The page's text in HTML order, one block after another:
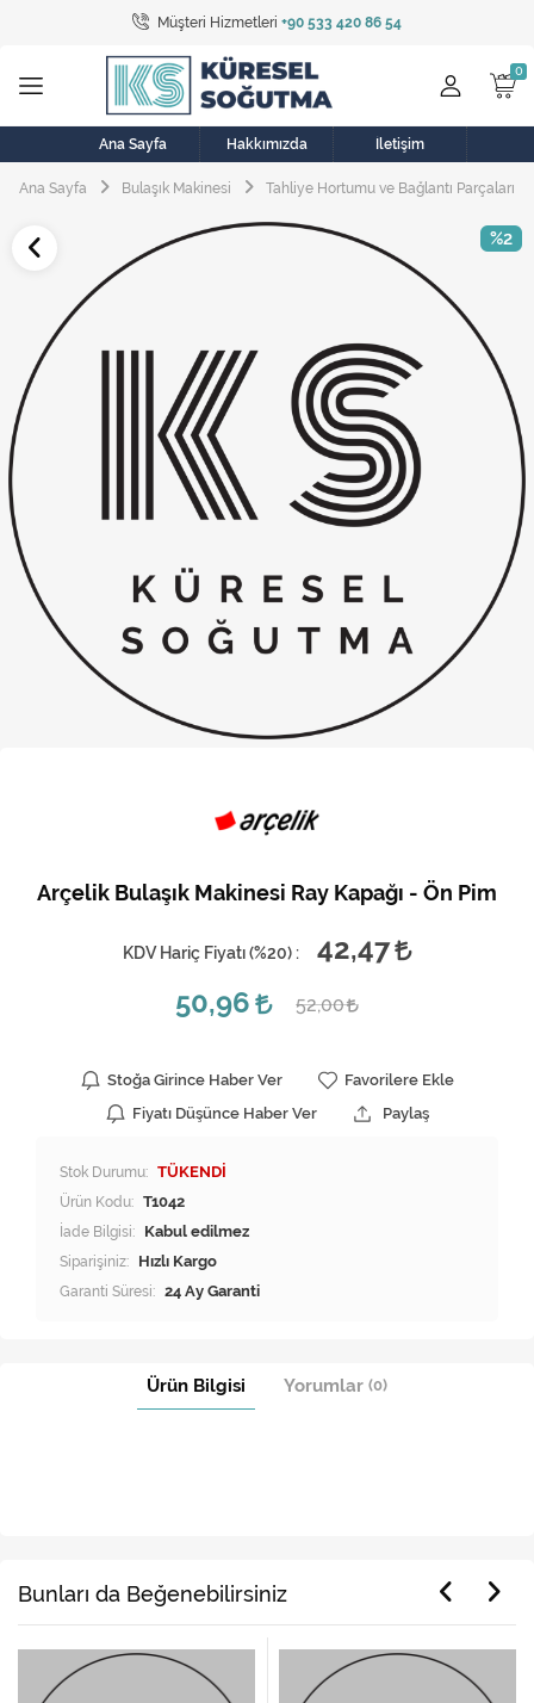
Müşteri Hizmetleri +90 533 420 86 54
Tüm Kategoriler
Bulaşık Makinesi
Buzdolabı
Çamaşır Kurutma Makinesi
Elektrikli Aksamlar
Elektrikli Süpürge
Fan
Fırın, Ocak ve Aspiratör
Klima
Kombi
Musluk
Şofben ve Termosifon
Ana Sayfa Hakkımızda İletişim
Ana Sayfa Bulaşık Makinesi Tahliye Hortumu ve Bağlantı Parçaları
%2
Arçelik Bulaşık Makinesi Ray Kapağı - Ön Pim
KDV Hariç Fiyatı (%20) :
42,47
50,96
52,00
Stoğa Girince Haber Ver
Favorilere Ekle
Fiyatı Düşünce Haber Ver
Paylaş
Stok Durumu: TÜKENDİ
Ürün Kodu: T1042
İade Bilgisi:
Siparişiniz: Hızlı Kargo
Garanti Süresi: 24 Ay Garanti
Ürün Bilgisi Yorumlar (0)
Bunları da Beğenebilirsiniz